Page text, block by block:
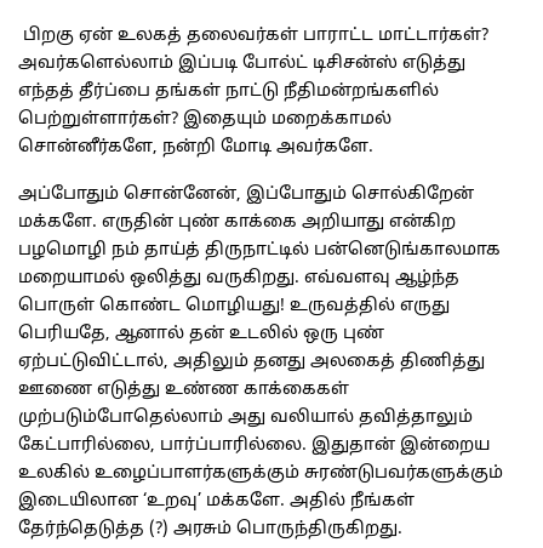
பிறகு ஏன் உலகத் தலைவர்கள் பாராட்ட மாட்டார்கள்?
அவர்களெல்லாம் இப்படி போல்ட் டிசிசன்ஸ் எடுத்து
எந்தத் தீர்ப்பை தங்கள் நாட்டு நீதிமன்றங்களில்
பெற்றுள்ளார்கள்? இதையும் மறைக்காமல்
சொன்னீர்களே, நன்றி மோடி அவர்களே.
அப்போதும் சொன்னேன், இப்போதும் சொல்கிறேன்
மக்களே. எருதின் புண் காக்கை அறியாது என்கிற
பழமொழி நம் தாய்த் திருநாட்டில் பன்னெடுங்காலமாக
மறையாமல் ஒலித்து வருகிறது. எவ்வளவு ஆழ்ந்த
பொருள் கொண்ட மொழியது! உருவத்தில் எருது
பெரியதே, ஆனால் தன் உடலில் ஒரு புண்
ஏற்பட்டுவிட்டால், அதிலும் தனது அலகைத் திணித்து
ஊணை எடுத்து உண்ண காக்கைகள்
முற்படும்போதெல்லாம் அது வலியால் தவித்தாலும்
கேட்பாரில்லை, பார்ப்பாரில்லை. இதுதான் இன்றைய
உலகில் உழைப்பாளர்களுக்கும் சுரண்டுபவர்களுக்கும்
இடையிலான ‘உறவு’ மக்களே. அதில் நீங்கள்
தேர்ந்தெடுத்த (?) அரசும் பொருந்திருகிறது.